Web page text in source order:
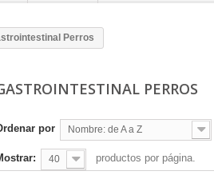
Perros
PERROS
por Nombre: de A a Z
40 productos por página.